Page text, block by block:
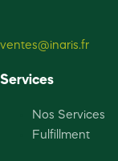
ventes@inaris.fr
Services
Nos Services
Fulfillment